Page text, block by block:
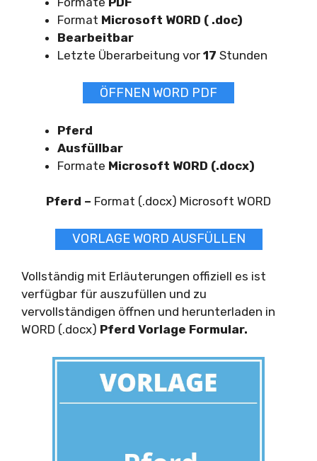
Format Microsoft WORD ( .doc)
Bearbeitbar
Letzte Überarbeitung vor 17 Stunden
ÖFFNEN WORD PDF
Pferd
Ausfüllbar
Formate Microsoft WORD (.docx)
Pferd – Format (.docx) Microsoft WORD
VORLAGE WORD AUSFÜLLEN
Vollständig mit Erläuterungen offiziell es ist
verfügbar für auszufüllen und zu
vervollständigen öffnen und herunterladen in
WORD (.docx) Pferd Vorlage Formular.